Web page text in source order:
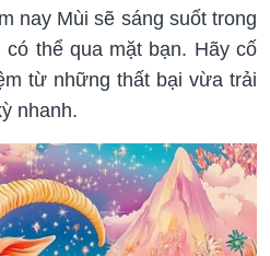
nay Mùi sẽ sáng suốt trong
có thể qua mặt bạn. Hãy cố
từ những thất bại vừa trải
nhanh.